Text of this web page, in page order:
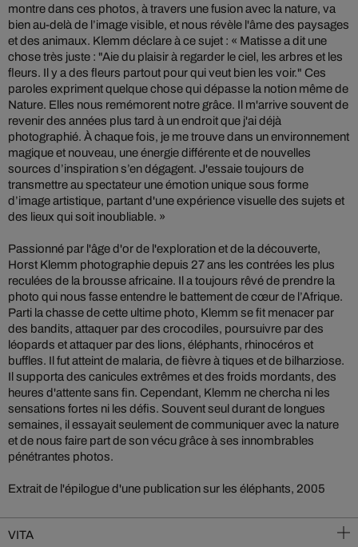
montre dans ces photos, à travers une fusion avec la nature, va
bien au-delà de l’image visible, et nous révèle l'âme des paysages
et des animaux. Klemm déclare à ce sujet : « Matisse a dit une
chose très juste : "Aie du plaisir à regarder le ciel, les arbres et les
fleurs. Il y a des fleurs partout pour qui veut bien les voir." Ces
paroles expriment quelque chose qui dépasse la notion même de
Nature. Elles nous remémorent notre grâce. Il m'arrive souvent de
revenir des années plus tard à un endroit que j'ai déjà
photographié. À chaque fois, je me trouve dans un environnement
magique et nouveau, une énergie différente et de nouvelles
sources d’inspiration s’en dégagent. J'essaie toujours de
transmettre au spectateur une émotion unique sous forme
d’image artistique, partant d'une expérience visuelle des sujets et
des lieux qui soit inoubliable. »
Passionné par l'âge d'or de l'exploration et de la découverte,
Horst Klemm photographie depuis 27 ans les contrées les plus
reculées de la brousse africaine. Il a toujours rêvé de prendre la
photo qui nous fasse entendre le battement de cœur de l’Afrique.
Parti la chasse de cette ultime photo, Klemm se fit menacer par
des bandits, attaquer par des crocodiles, poursuivre par des
léopards et attaquer par des lions, éléphants, rhinocéros et
buffles. Il fut atteint de malaria, de fièvre à tiques et de bilharziose.
Il supporta des canicules extrêmes et des froids mordants, des
heures d'attente sans fin. Cependant, Klemm ne chercha ni les
sensations fortes ni les défis. Souvent seul durant de longues
semaines, il essayait seulement de communiquer avec la nature
et de nous faire part de son vécu grâce à ses innombrables
pénétrantes photos.
Extrait de l'épilogue d'une publication sur les éléphants, 2005
VITA